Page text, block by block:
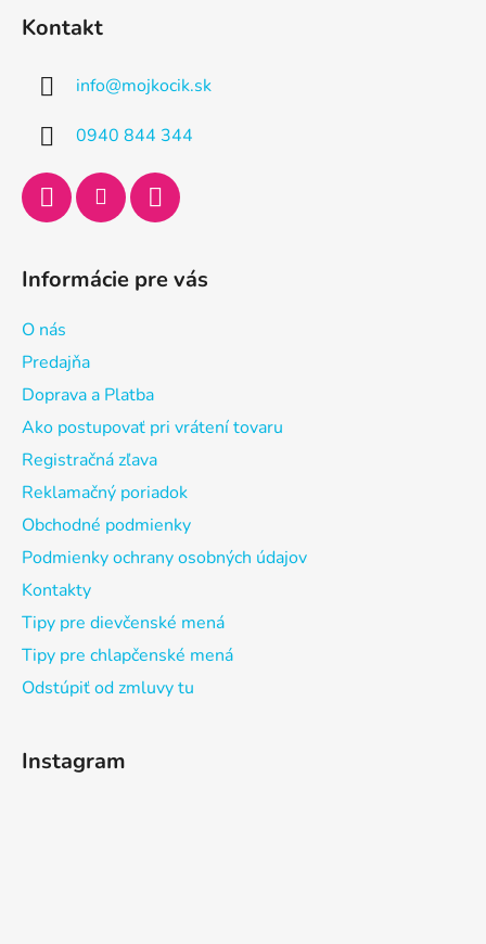
Kontakt
info@mojkocik.sk
0940 844 344
Informácie pre vás
O nás
Predajňa
Doprava a Platba
Ako postupovať pri vrátení tovaru
Registračná zľava
Reklamačný poriadok
Obchodné podmienky
Podmienky ochrany osobných údajov
Kontakty
Tipy pre dievčenské mená
Tipy pre chlapčenské mená
Odstúpiť od zmluvy tu
Instagram